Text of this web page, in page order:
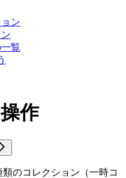
ン
覧
作
類のコレクション（一時コ